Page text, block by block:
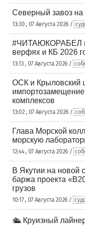
Северный завоз на
13:30 , 07 Августа 2026 /
#ЧИТАЮКОРАБЕЛ
верфях и КБ 2026
13:13 , 07 Августа 2026 /
ОСК и Крыловский
комплексов
13:02 , 07 Августа 2026 /
Глава Морской
морскую
12:44 , 07 Августа 2026 /
В Якутии на новой
баржа проекта
грузов
10:17 , 07 Августа 2026 /
🛳️ Круизный